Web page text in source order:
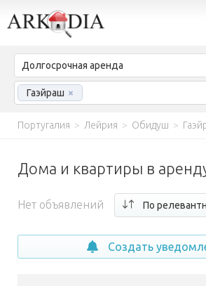
Долгосрочная аренда
Гаэйраш ×
Португалия > Лейрия > Обидуш >
Дома и квартиры в
Нет объявлений По
Создать